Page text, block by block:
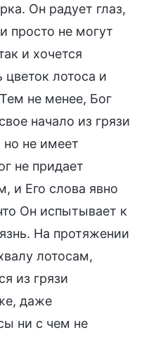
Он радует глаз,
просто не могут
и хочется
лотоса и
не менее, Бог
начало из грязи
но не имеет
не придает
и Его слова явно
Он испытывает к
На протяжении
лотосам,
из грязи
даже
ни с чем не